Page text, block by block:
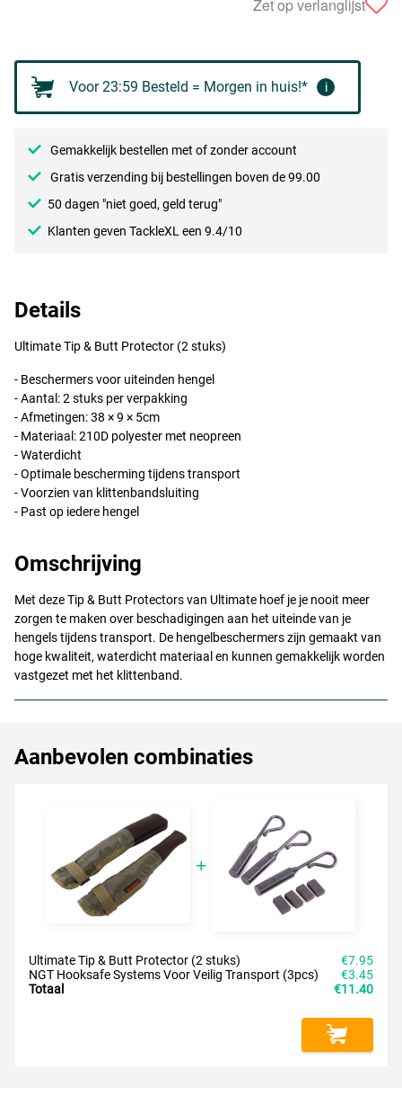
Zet op verlanglijst
Voor 23:59 Besteld = Morgen in huis!* i
Gemakkelijk bestellen met of zonder account
Gratis verzending bij bestellingen boven de 99.00
50 dagen "niet goed, geld terug"
Klanten geven TackleXL een 9.4/10
Details
Ultimate Tip & Butt Protector (2 stuks)
- Beschermers voor uiteinden hengel
- Aantal: 2 stuks per verpakking
- Afmetingen: 38 × 9 × 5cm
- Materiaal: 210D polyester met neopreen
- Waterdicht
- Optimale bescherming tijdens transport
- Voorzien van klittenbandsluiting
- Past op iedere hengel
Omschrijving
Met deze Tip & Butt Protectors van Ultimate hoef je je nooit meer
zorgen te maken over beschadigingen aan het uiteinde van je
hengels tijdens transport. De hengelbeschermers zijn gemaakt van
hoge kwaliteit, waterdicht materiaal en kunnen gemakkelijk worden
vastgezet met het klittenband.
Aanbevolen combinaties
Ultimate Tip & Butt Protector (2 stuks)
€7.95
NGT Hooksafe Systems Voor Veilig Transport (3pcs)
€3.45
Totaal
€11.40